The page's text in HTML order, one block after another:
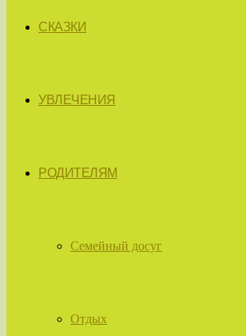
СКАЗКИ
УВЛЕЧЕНИЯ
РОДИТЕЛЯМ
Семейный досуг
Отдых